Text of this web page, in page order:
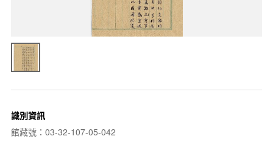
識別資訊
館藏號：03-32-107-05-042